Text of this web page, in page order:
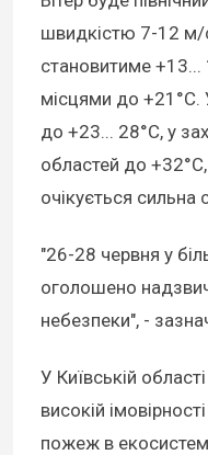
швидкістю 7-12 м/
становитиме +13...
місцями до +21°C.
до +23... 28°C, у
областей до
очікується сильна
"26-28 червня у
оголошено
небезпеки", -
У Київській
високій
пожеж в